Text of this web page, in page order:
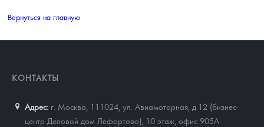
Монеты Царской России
Монеты стран мира после 1950г
Георгий Победоносец
Гарантии
Информация
Аналитика и события
Котировки
Вернуться на главную
КОНТАКТЫ
Адрес: г. Москва, 111024 ул. Авиамоторная, д.12 (бизнес-
центр Деловой дом Лефортово), 10 этаж, офис 905А